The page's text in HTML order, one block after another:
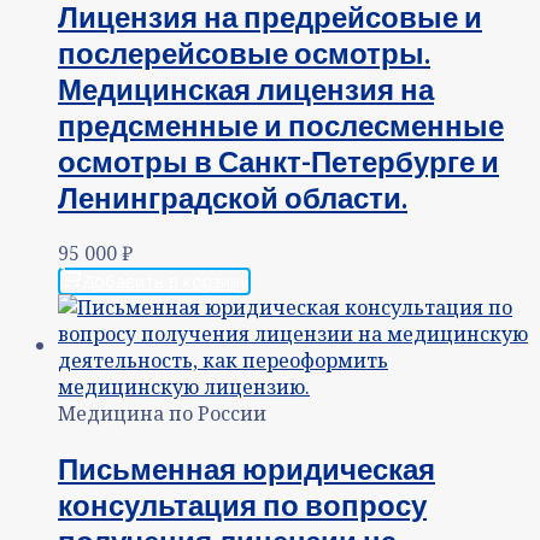
Лицензия на предрейсовые и
послерейсовые осмотры.
Медицинская лицензия на
предсменные и послесменные
осмотры в Санкт-Петербурге и
Ленинградской области.
95 000₽
Медицина по России
Письменная юридическая
консультация по вопросу